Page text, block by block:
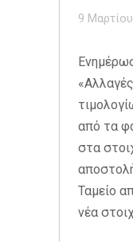
9
από τα
στα
Ταμείο
νέα